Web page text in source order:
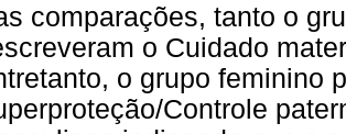
comparações, tanto o
o Cuidado
o grupo feminino
Controle